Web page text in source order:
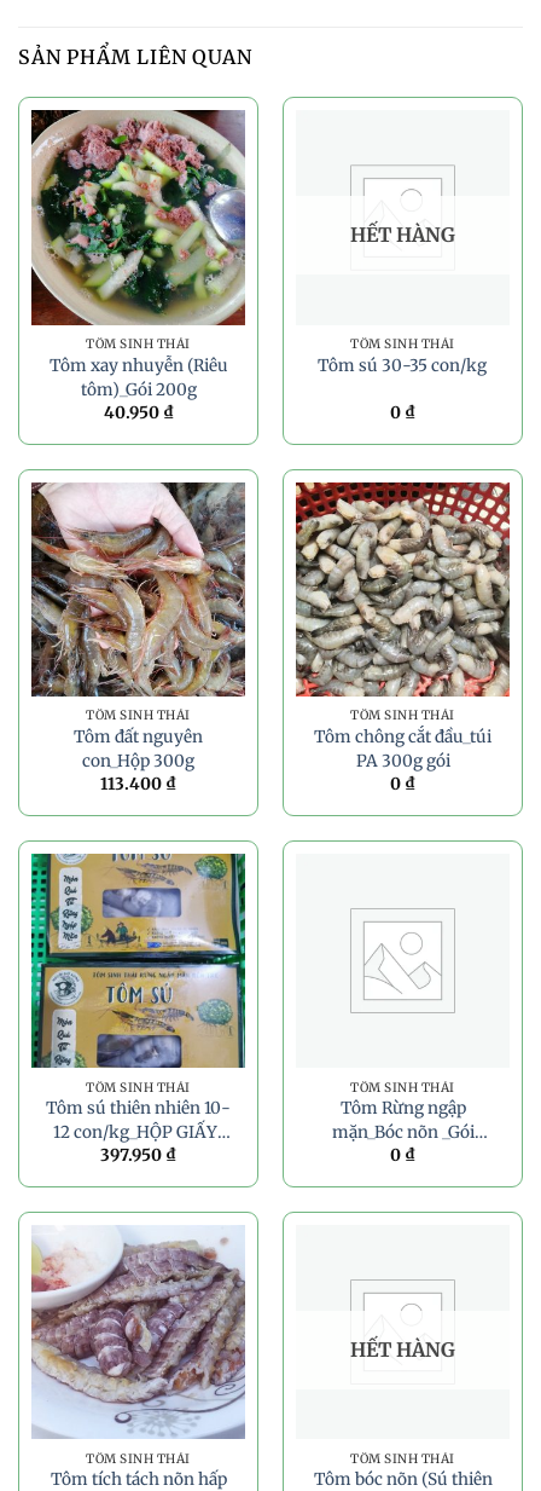
SẢN PHẨM LIÊN QUAN
TÔM SINH THÁI
Tôm xay nhuyễn (Riêu
tôm)_Gói 200g
40.950 ₫
HẾT HÀNG
TÔM SINH THÁI
Tôm sú 30-35 con/kg
0 ₫
TÔM SINH THÁI
Tôm đất nguyên
con_Hộp 300g
113.400 ₫
TÔM SINH THÁI
Tôm chông cắt đầu_túi
PA 300g gói
0 ₫
TÔM SINH THÁI
Tôm sú thiên nhiên 10-
12 con/kg_HỘP GIẤY_
500g
397.950 ₫
TÔM SINH THÁI
Tôm Rừng ngập
mặn_Bóc nõn _Gói
500G(nhà hàng)
0 ₫
TÔM SINH THÁI
Tôm tích tách nõn hấp
HẾT HÀNG
TÔM SINH THÁI
Tôm bóc nõn (Sú thiên